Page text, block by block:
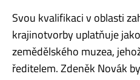
Svou kvalifikaci v oblasti
krajinotvorby uplatňuje
zemědělského muzea,
ředitelem. Zdeněk Novák